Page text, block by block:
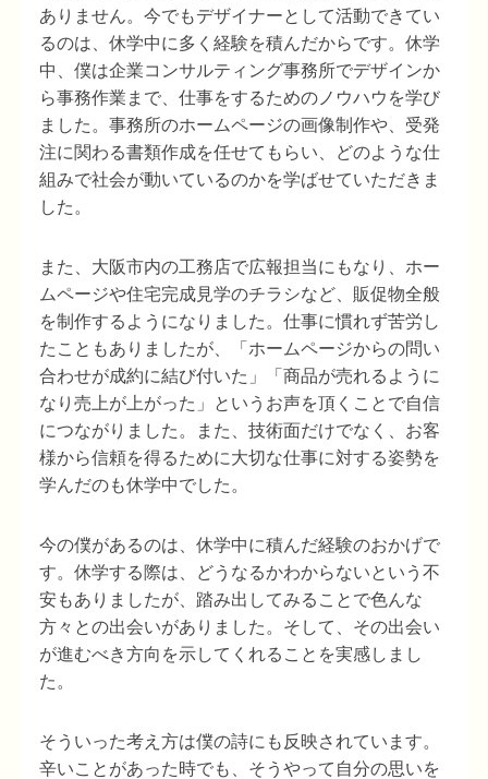
ありません。今でもデザイナーとして活動できてい
るのは、休学中に多く経験を積んだからです。休学
中、僕は企業コンサルティング事務所でデザインか
ら事務作業まで、仕事をするためのノウハウを学び
ました。事務所のホームページの画像制作や、受発
注に関わる書類作成を任せてもらい、どのような仕
組みで社会が動いているのかを学ばせていただきま
した。
また、大阪市内の工務店で広報担当にもなり、ホー
ムページや住宅完成見学のチラシなど、販促物全般
を制作するようになりました。仕事に慣れず苦労し
たこともありましたが、「ホームページからの問い
合わせが成約に結び付いた」「商品が売れるように
なり売上が上がった」というお声を頂くことで自信
につながりました。また、技術面だけでなく、お客
様から信頼を得るために大切な仕事に対する姿勢を
学んだのも休学中でした。
今の僕があるのは、休学中に積んだ経験のおかげで
す。休学する際は、どうなるかわからないという不
安もありましたが、踏み出してみることで色んな
方々との出会いがありました。そして、その出会い
が進むべき方向を示してくれることを実感しまし
た。
そういった考え方は僕の詩にも反映されています。
辛いことがあった時でも、そうやって自分の思いを